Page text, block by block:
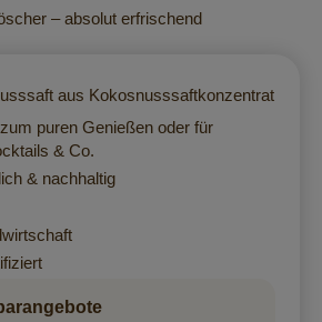
– absolut erfrischend
aus Kokosnusssaftkonzentrat
puren Genießen oder für
& Co.
& nachhaltig